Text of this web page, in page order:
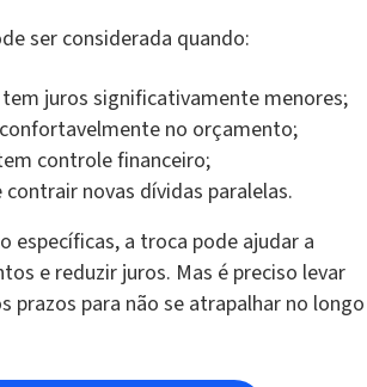
ser considerada quando:
juros significativamente menores;
no orçamento;
controle financeiro;
contrair novas dívidas paralelas.
específicas, a troca pode ajudar a
e reduzir juros. Mas é preciso levar
prazos para não se atrapalhar no longo